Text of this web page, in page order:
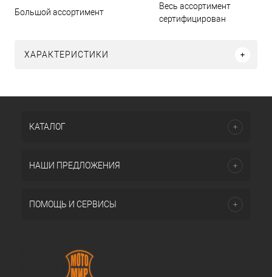
Большой ассортимент
Весь ассортимент
сертифицирован
ХАРАКТЕРИСТИКИ
КАТАЛОГ
НАШИ ПРЕДЛОЖЕНИЯ
ПОМОЩЬ И СЕРВИСЫ